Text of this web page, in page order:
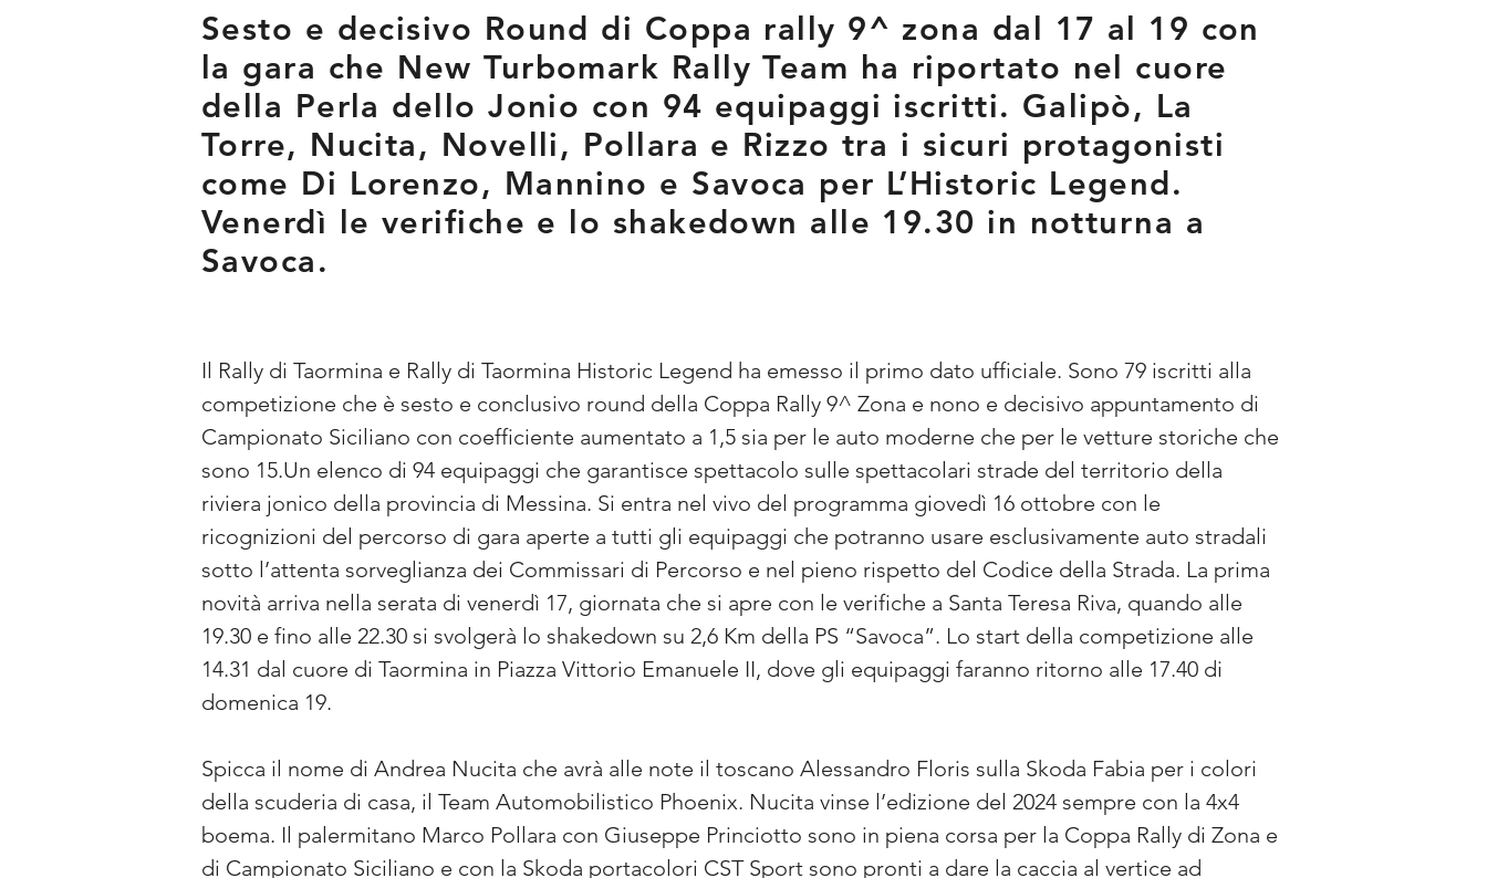
Sesto e decisivo Round di Coppa rally 9^ zona dal 17 al 19 con
la gara che New Turbomark Rally Team ha riportato nel cuore
della Perla dello Jonio con 94 equipaggi iscritti. Galipò, La
Torre, Nucita, Novelli, Pollara e Rizzo tra i sicuri protagonisti
come Di Lorenzo, Mannino e Savoca per L’Historic Legend.
Venerdì le verifiche e lo shakedown alle 19.30 in notturna a
Savoca.
Il Rally di Taormina e Rally di Taormina Historic Legend ha emesso il primo dato ufficiale. Sono 79 iscritti alla
competizione che è sesto e conclusivo round della Coppa Rally 9^ Zona e nono e decisivo appuntamento di
Campionato Siciliano con coefficiente aumentato a 1,5 sia per le auto moderne che per le vetture storiche che
sono 15.Un elenco di 94 equipaggi che garantisce spettacolo sulle spettacolari strade del territorio della
riviera jonico della provincia di Messina. Si entra nel vivo del programma giovedì 16 ottobre con le
ricognizioni del percorso di gara aperte a tutti gli equipaggi che potranno usare esclusivamente auto stradali
sotto l’attenta sorveglianza dei Commissari di Percorso e nel pieno rispetto del Codice della Strada. La prima
novità arriva nella serata di venerdì 17, giornata che si apre con le verifiche a Santa Teresa Riva, quando alle
19.30 e fino alle 22.30 si svolgerà lo shakedown su 2,6 Km della PS “Savoca”. Lo start della competizione alle
14.31 dal cuore di Taormina in Piazza Vittorio Emanuele II, dove gli equipaggi faranno ritorno alle 17.40 di
domenica 19.
Spicca il nome di Andrea Nucita che avrà alle note il toscano Alessandro Floris sulla Skoda Fabia per i colori
della scuderia di casa, il Team Automobilistico Phoenix. Nucita vinse l’edizione del 2024 sempre con la 4x4
boema. Il palermitano Marco Pollara con Giuseppe Princiotto sono in piena corsa per la Coppa Rally di Zona e
di Campionato Siciliano e con la Skoda portacolori CST Sport sono pronti a dare la caccia al vertice ad